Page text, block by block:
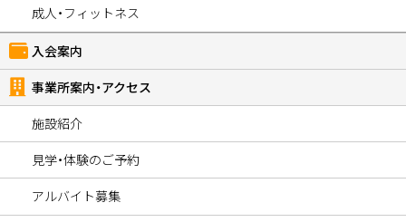
成人・フィットネス
入会案内
事業所案内・アクセス
施設紹介
見学・体験のご予約
アルバイト募集